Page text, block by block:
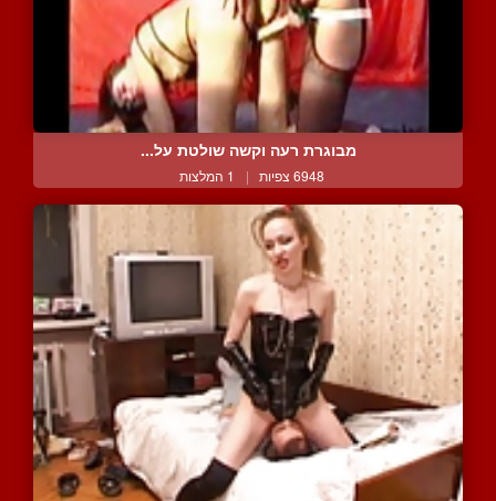
מבוגרת רעה וקשה שולטת על...
6948 צפיות | 1 המלצות